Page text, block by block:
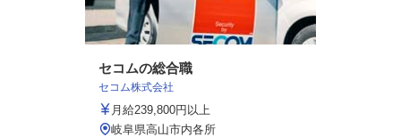
セコムの総合職
セコム株式会社
月給239,800円以上
岐阜県高山市内各所